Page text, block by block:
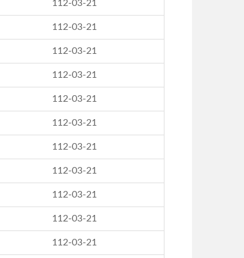
112-03-21
112-03-21
112-03-21
112-03-21
112-03-21
112-03-21
112-03-21
112-03-21
112-03-21
112-03-21
112-03-21